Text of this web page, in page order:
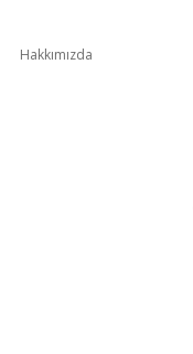
Hakkımızda